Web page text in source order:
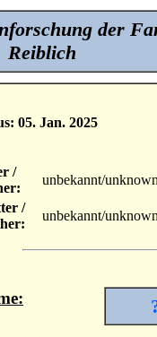
der
Reiblich
05. Jan. 2025
/
unbekannt/
/
unbekannt/